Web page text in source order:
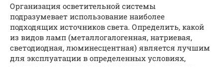
Организация осветительной системы
подразумевает использование наиболее
подходящих источников света. Определить, какой
из видов ламп (металлогалогенная, натриевая,
светодиодная, люминесцентная) является лучшим
для эксплуатации в определенных условиях,